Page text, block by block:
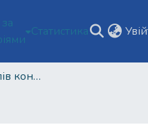
Статистика
Збірники матеріалів конференцій Національного наукового центру «Інститут судових експертиз ім. Засл. проф. М. С. Бокаріуса»